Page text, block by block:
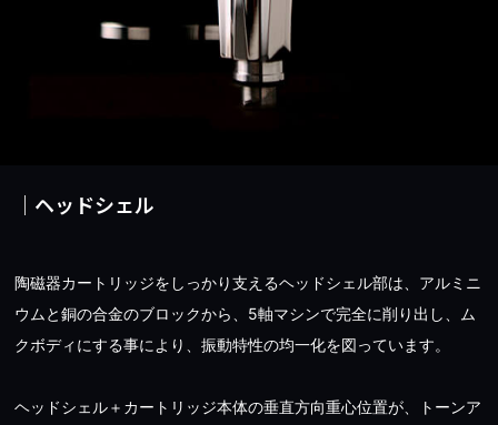
｜ヘッドシェル
陶磁器カートリッジをしっかり支えるヘッドシェル部は、アルミニ
ウムと銅の合金のブロックから、5軸マシンで完全に削り出し、ム
クボディにする事により、振動特性の均一化を図っています。
ヘッドシェル＋カートリッジ本体の垂直方向重心位置が、トーンア